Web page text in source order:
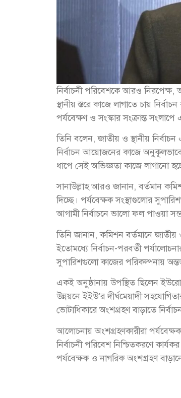
নির্বাচনী পরিবেশকে আরও
স্থানীয় স্তরে কাজে লাগাতে চায়
পর্যবেক্ষণ ও সংস্কার সংক্রান্ত
তিনি বলেন, জাতীয় ও স্থানীয়
নির্বাচন আয়োজনের কাজে অনুকূলভাবে
ধাপে সেই অভিজ্ঞতা কাজে লাগানো
সানাউল্লাহ আরও জানান, বর্তমান
দিচ্ছে। পর্যবেক্ষক সংস্থাগুলোর
আগামী নির্বাচনে ভালো ফল পাওয়া
তিনি জানান, কমিশন বর্তমানে
ইতোমধ্যে নির্বাচন-পরবর্তী
সুপারিশগুলো কাজের পরিকল্পনায়
একই অনুষ্ঠানায় উপস্থিত ছিলেন
উন্নয়নে ইইউ’র দীর্ঘমেয়াদী
ভোটাধিকারে অংশগ্রহণ বাড়াতে
আলোচনায় অংশগ্রহণকারীরা
নির্বাচনী পরিবেশ নিশ্চিতকরণে
পর্যবেক্ষক ও নাগরিক অংশগ্রহণ